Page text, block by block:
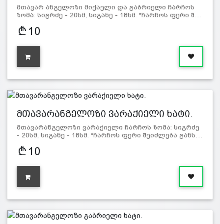
მთავარ ანგელოზი მიქაელი და გაბრიელი ჩარჩოს
ზომა: სიგრძე - 20სმ, სიგანე - 18სმ. *ჩარჩოს ფერი შ…
10
მთავარანგელოზი ვარაქიელი ხატი.
მთავარანგელოზი ვარაქიელი ჩარჩოს ზომა: სიგრძე
- 20სმ, სიგანე - 18სმ. *ჩარჩოს ფერი შეიძლება განს…
10